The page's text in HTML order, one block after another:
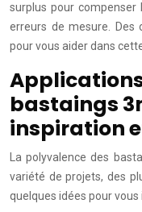
surplus pour compenser
erreurs de mesure. Des
pour vous aider dans
bastaings
inspiration
La polyvalence des
variété de projets, des
quelques idées pour vous